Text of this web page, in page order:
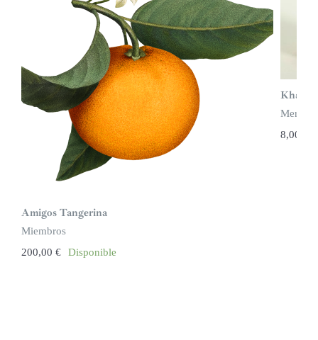
Amigos Tangerina
Miembros
200,00 € Disponible
8,00